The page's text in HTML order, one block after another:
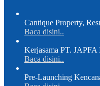
Cantique Property,
Baca disini..
Kerjasama PT.
Baca disini..
Pre-Launching